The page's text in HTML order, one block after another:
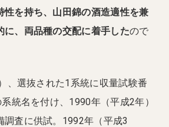
性を持ち、山田錦の酒造適性を兼
に、両品種の交配に着手したので
、選抜された1系統に収量試験番
統名を付け、1990年（平成2年）
調査に供試。1992年（平成3